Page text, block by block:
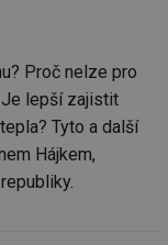
Proč nelze pro
lepší zajistit
Tyto a další
Hájkem,